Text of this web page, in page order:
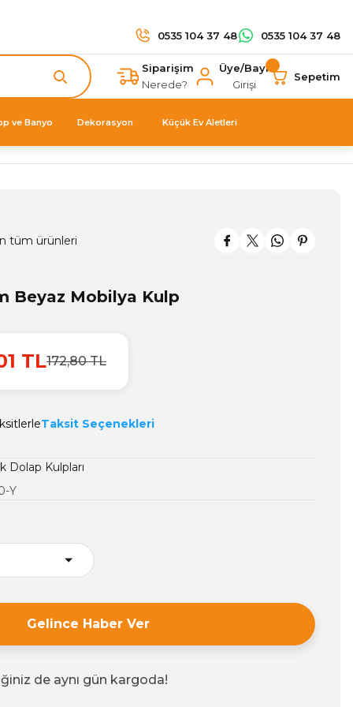
0535 104 37 48 0535 104 37 48
Siparişim
Nerede?
Üye/Bayi
Girişi
Sepetim
ve Banyo Dekorasyon Küçük Ev Aletleri
tüm ürünleri
Beyaz Mobilya Kulp
TL172,80 TL
Taksit Seçenekleri
Dolap Kulpları
Y
Gelince Haber Ver
de aynı gün kargoda!